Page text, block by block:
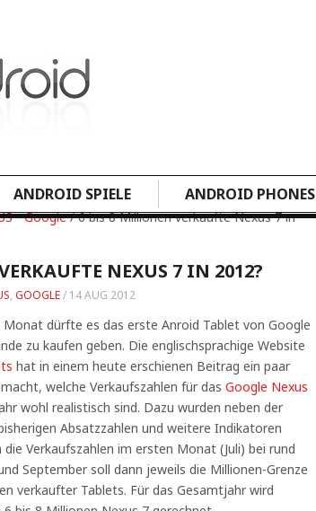
ANDROID SPIELE ANDROID PHONES
•Google/ 6 bis 8 Millionen verkaufte Nexus 7 in
NEXUS 7 IN 2012?
, GOOGLE/ 14 AUG 2012
Monat dürfte es das erste Anroid Tablet von Google
zu kaufen geben. Die englischsprachige Website
hat in einem heute erschienen Beitrag ein paar
welche Verkaufszahlen für das Google Nexus
wohl realistisch sind. Dazu wurden neben der
Absatzzahlen und weitere Indikatoren
Verkaufszahlen im ersten Monat (Juli) bei rund
September soll dann jeweils die Millionen-Grenze
verkaufter Tablets. Für das Gesamtjahr wird